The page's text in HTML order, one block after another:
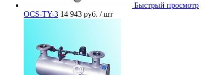
Быстрый просмотр
OCS-TY-3 14 943 руб. / шт